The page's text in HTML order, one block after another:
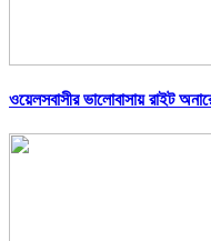
ওয়েলসবাসীর ভালোবাসায় রাইট